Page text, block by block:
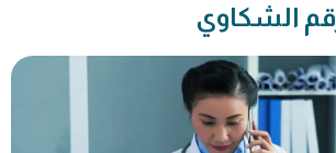
الشكاوي